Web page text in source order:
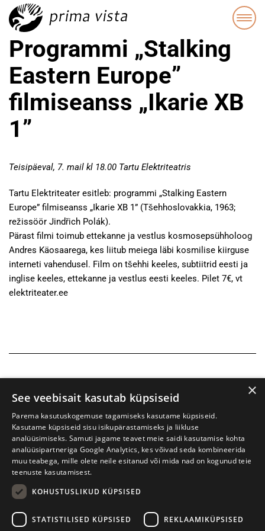
Programmi „Stalking
Eastern Europe”
filmiseanss „Ikarie XB
1”
Teisipäeval, 7. mail kl 18.00 Tartu Elektriteatris
Tartu Elektriteater esitleb: programmi „Stalking Eastern
Europe” filmiseanss „Ikarie XB 1” (Tšehhoslovakkia, 1963;
režissöör Jindřich Polák).
Pärast filmi toimub ettekanne ja vestlus kosmosepsühholoog
Andres Käosaarega, kes liitub meiega läbi kosmilise kiirguse
interneti vahendusel. Film on tšehhi keeles, subtiitrid eesti ja
inglise keeles, ettekanne ja vestlus eesti keeles. Pilet 7€, vt
elektriteater.ee
Prima Vista kirjandusfestival
×
See veebisait kasutab küpsiseid
Parema kasutuskogemuse tagamiseks kasutame küpsiseid.
Kasutame küpsiseid sisu isikupärastamiseks ja liikluse
analüüsimiseks. Samuti jagame teavet meie saidi kasutamise kohta
analüüsipartneriga Google Analytics, kes võivad seda kombineerida
muu teabega, mille olete neile esitanud või mida nad on kogunud teie
teenuste kasutamisest.
KOHUSTUSLIKUD KÜPSISED
STATISTILISED KÜPSISED REKLAAMIKÜPSISED